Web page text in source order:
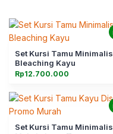
Set Kursi Tamu Minimalis
Bleaching Kayu
Rp12.700.000
Set Kursi Tamu Minimalis